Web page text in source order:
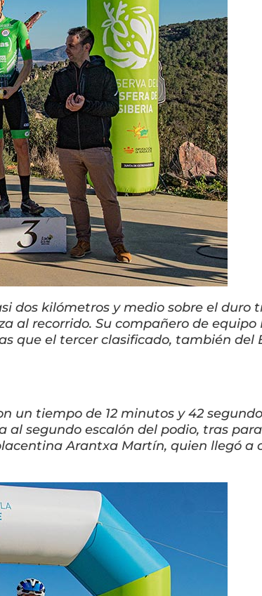
dos kilómetros y medio sobre el duro
al recorrido. Su compañero de equipo
que el tercer clasificado, también del
un tiempo de 12 minutos y 42
al segundo escalón del podio, tras
Arantxa Martín, quien llegó a